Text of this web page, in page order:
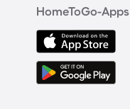
HomeToGo-Apps